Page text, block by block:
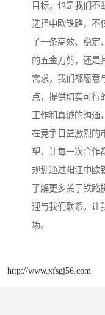
目标，也是我们不
选择中欧铁路，不
了一条高效、稳
的五金刀剪，还是
需求，我们都愿意
点，提供切实可行
工作和真诚的沟通
在竞争日益激烈的
望，让每一次合作
规划通过阳江中欧
了解更多关于铁
迎与我们联系。让
场。
http://www.xfsgj56.com